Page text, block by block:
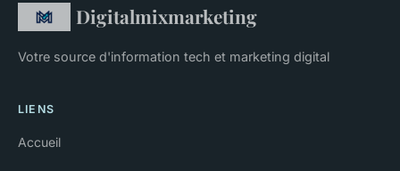
Digitalmixmarketing
Votre source d'information tech et marketing digital
LIENS
Accueil